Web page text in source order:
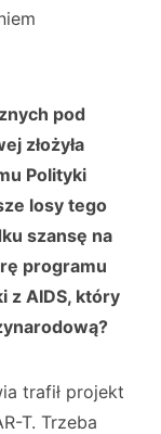
pod
złożyła
Polityki
losy tego
szansę na
programu
z AIDS, który
trafił projekt
T. Trzeba